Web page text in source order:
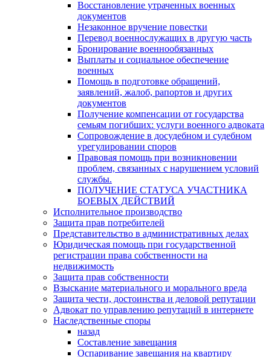
Восстановление утраченных военных
документов
Незаконное вручение повестки
Перевод военнослужащих в другую часть
Бронирование военнообязанных
Выплаты и социальное обеспечение
военных
Помощь в подготовке обращений,
заявлений, жалоб, рапортов и других
документов
Получение компенсации от государства
семьям погибших: услуги военного адвоката
Сопровождение в досудебном и судебном
урегулировании споров
Правовая помощь при возникновении
проблем, связанных с нарушением условий
службы.
ПОЛУЧЕНИЕ СТАТУСА УЧАСТНИКА
БОЕВЫХ ДЕЙСТВИЙ
Исполнительное производство
Защита прав потребителей
Представительство в административных делах
Юридическая помощь при государственной
регистрации права собственности на
недвижимость
Защита прав собственности
Взыскание материального и морального вреда
Защита чести, достоинства и деловой репутации
Адвокат по управлению репутаций в интернете
Наследственные споры
назад
Составление завещания
Оспаривание завещания на квартиру